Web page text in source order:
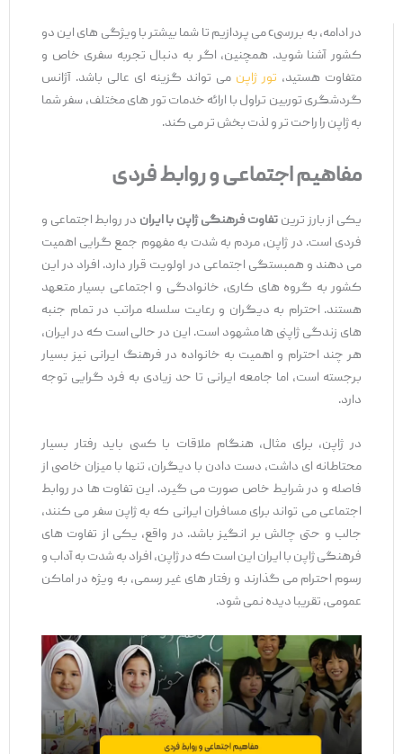
در ادامه، به بررسیc می ‌پردازیم تا شما بیشتر با ویژگی ‌های این دو
کشور آشنا شوید. همچنین، اگر به دنبال تجربه سفری خاص و
متفاوت هستید،تور ژاپنمی‌ تواند گزینه ‌ای عالی باشد. آژانس
گردشگری توربین تراول با ارائه خدمات تور های مختلف، سفر شما
به ژاپن را راحت ‌تر و لذت ‌بخش‌ تر می‌ کند.
مفاهیم اجتماعی و روابط فردی
یکی از بارز ترینتفاوت‌ فرهنگی ژاپن با ایراندر روابط اجتماعی و
فردی است. در ژاپن، مردم به شدت به مفهوم جمع‌ گرایی اهمیت
می ‌دهند و همبستگی اجتماعی در اولویت قرار دارد. افراد در این
کشور به گروه‌ های کاری، خانوادگی و اجتماعی بسیار متعهد
هستند. احترام به دیگران و رعایت سلسله مراتب در تمام جنبه‌
های زندگی ژاپنی ‌ها مشهود است. این در حالی است که در ایران،
هر چند احترام و اهمیت به خانواده در فرهنگ ایرانی نیز بسیار
برجسته است، اما جامعه ایرانی تا حد زیادی به فرد گرایی توجه
دارد.
در ژاپن، برای مثال، هنگام ملاقات با کسی باید رفتار بسیار
محتاطانه‌ ای داشت، دست دادن با دیگران، تنها با میزان خاصی از
فاصله و در شرایط خاص صورت می ‌گیرد. این تفاوت ‌ها در روابط
اجتماعی می ‌تواند برای مسافران ایرانی که به ژاپن سفر می ‌کنند،
جالب و حتی چالش ‌بر انگیز باشد. در واقع، یکی از تفاوت های‌
فرهنگی ژاپن با ایران این است که در ژاپن، افراد به شدت به آداب و
رسوم احترام می ‌گذارند و رفتار های غیر رسمی، به ویژه در اماکن
عمومی، تقریبا دیده نمی ‌شود.